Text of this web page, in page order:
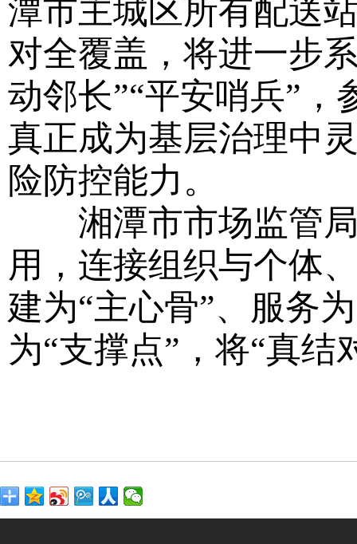
潭市主城区所有配送
对全覆盖，将进一步
动邻长”“平安哨兵”
真正成为基层治理中
险防控能力。
湘潭市市场监管局
用，连接组织与个体
建为“主心骨”、服务
为“支撑点”，将“真